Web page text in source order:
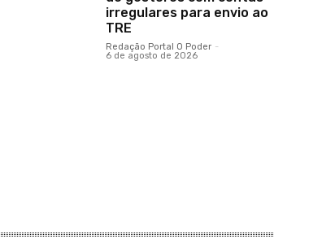
irregulares para envio ao
TRE
Redação Portal O Poder -
6 de agosto de 2026